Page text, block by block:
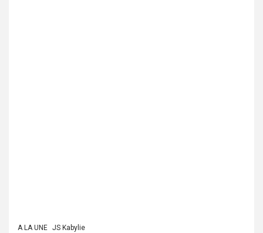
A LA UNE JS Kabylie